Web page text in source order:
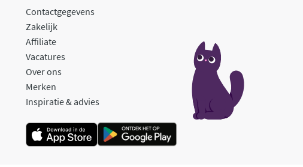
Contactgegevens
Zakelijk
Affiliate
Vacatures
Over ons
Merken
Inspiratie & advies